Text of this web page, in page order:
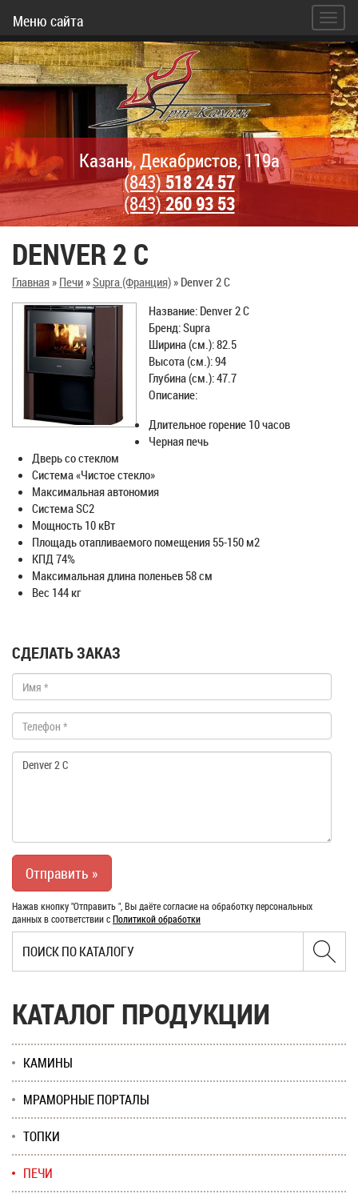
Меню сайта
Казань, Декабристов, 119а
(843)518 24 57
(843)260 93 53
DENVER 2 C
Главная» Печи»Supra (Франция)» Denver 2 C
Название: Denver 2 C
Бренд: Supra
Ширина (см.): 82.5
Высота (см.): 94
Глубина (см.): 47.7
Описание:
Длительное горение 10 часов
Черная печь
Дверь со стеклом
Система «Чистое стекло»
Максимальная автономия
Система SC2
Мощность 10 кВт
Площадь отапливаемого помещения 55-150 м2
КПД 74%
Максимальная длина поленьев 58 см
Вес 144 кг
СДЕЛАТЬ ЗАКАЗ
Нажав кнопку "Отправить ", Вы даёте согласие на обработку персональных
данных в соответствии сПолитикой обработки
КАТАЛОГ ПРОДУКЦИИ
КАМИНЫ
МРАМОРНЫЕ ПОРТАЛЫ
ТОПКИ
ПЕЧИ